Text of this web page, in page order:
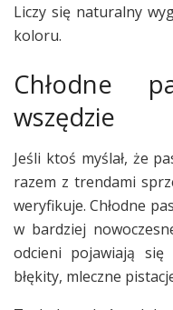
Liczy się naturalny
koloru.
Chłodne
wszędzie
Jeśli ktoś myślał, że
razem z trendami
weryfikuje. Chłodne
w bardziej
odcieni pojawiają się
błękity, mleczne